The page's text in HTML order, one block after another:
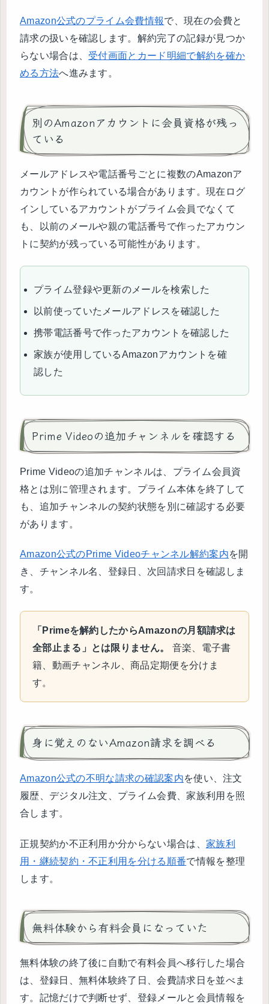
Amazon公式のプライム会費情報で、現在の会費と
請求の扱いを確認します。解約完了の記録が見つか
らない場合は、 受付画面とカード明細で解約を確か
める方法へ進みます。
別のAmazonアカウントに会員資格が残っ
ている
メールアドレスや電話番号ごとに複数のAmazonア
カウントが作られている場合があります。現在ログ
インしているアカウントがプライム会員でなくて
も、以前のメールや親の電話番号で作ったアカウン
トに契約が残っている可能性があります。
プライム登録や更新のメールを検索した
以前使っていたメールアドレスを確認した
携帯電話番号で作ったアカウントを確認した
家族が使用しているAmazonアカウントを確
認した
Prime Videoの追加チャンネルを確認する
Prime Videoの追加チャンネルは、プライム会員資
格とは別に管理されます。プライム本体を終了して
も、追加チャンネルの契約状態を別に確認する必要
があります。
Amazon公式のPrime Videoチャンネル解約案内を開
き、チャンネル名、登録日、次回請求日を確認しま
す。
「Primeを解約したからAmazonの月額請求は
全部止まる」とは限りません。
音楽、電子書
籍、動画チャンネル、商品定期便を分けま
す。
身に覚えのないAmazon請求を調べる
Amazon公式の不明な請求の確認案内を使い、注文
履歴、デジタル注文、プライム会費、家族利用を照
合します。
正規契約か不正利用か分からない場合は、 家族利
用・継続契約・不正利用を分ける順番で情報を整理
します。
無料体験から有料会員になっていた
無料体験の終了後に自動で有料会員へ移行した場合
は、登録日、無料体験終了日、会費請求日を並べま
す。記憶だけで判断せず、登録メールと会員情報を